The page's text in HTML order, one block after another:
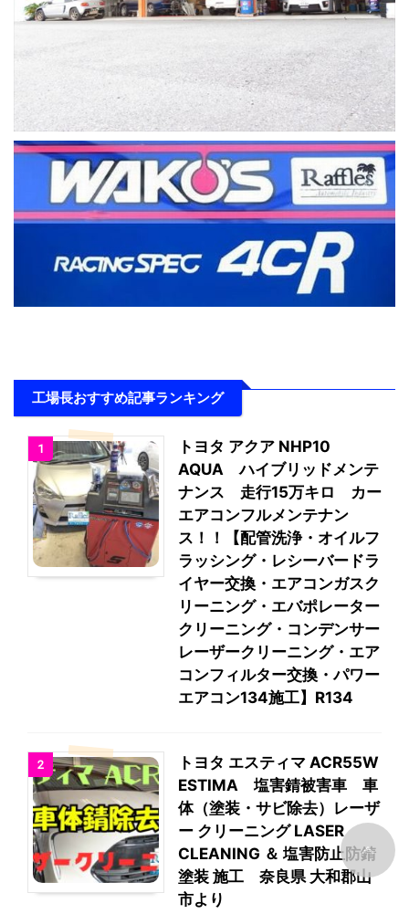
工場長おすすめ記事ランキング
1
トヨタ アクア NHP10
AQUA ハイブリッドメンテ
ナンス 走行15万キロ カー
エアコンフルメンテナン
ス！！【配管洗浄・オイルフ
ラッシング・レシーバードラ
イヤー交換・エアコンガスク
リーニング・エバポレーター
クリーニング・コンデンサー
レーザークリーニング・エア
コンフィルター交換・パワー
エアコン134施工】R134
2
トヨタ エスティマ ACR55W
ESTIMA 塩害錆被害車 車
体（塗装・サビ除去）レーザ
ー クリーニング LASER
CLEANING ＆ 塩害防止防錆
塗装 施工 奈良県 大和郡山
市より